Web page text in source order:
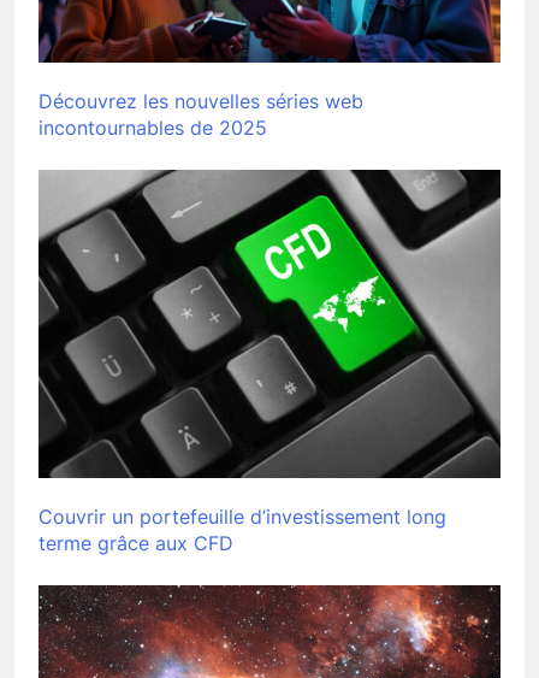
Découvrez les nouvelles séries web
incontournables de 2025
Couvrir un portefeuille d’investissement long
terme grâce aux CFD